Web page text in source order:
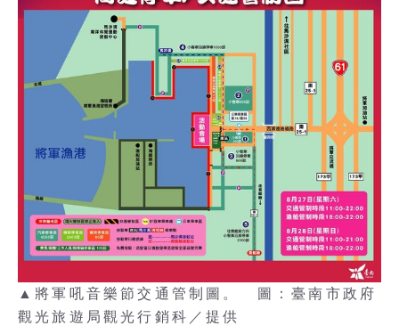
▲將軍吼音樂節交通管制圖。 圖：臺南市政府
觀光旅遊局觀光行銷科／提供